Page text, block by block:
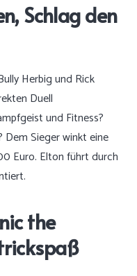
Schlag den
Herbig und Rick
Duell
und Fitness?
Sieger winkt eine
Euro. Elton führt durch
the